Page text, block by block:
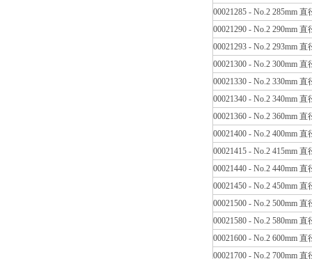
00021285 - No.2 285mm 直
00021290 - No.2 290mm 直
00021293 - No.2 293mm 直
00021300 - No.2 300mm 直
00021330 - No.2 330mm 直
00021340 - No.2 340mm 直
00021360 - No.2 360mm 直
00021400 - No.2 400mm 直
00021415 - No.2 415mm 直
00021440 - No.2 440mm 直
00021450 - No.2 450mm 直
00021500 - No.2 500mm 直
00021580 - No.2 580mm 直
00021600 - No.2 600mm 直
00021700 - No.2 700mm 直